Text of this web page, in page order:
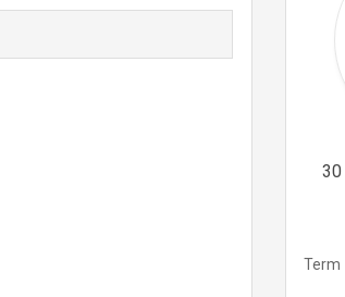
30
Term